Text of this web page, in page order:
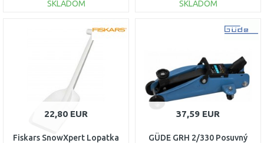
SKLADOM
DO KOŠÍKA
Porovnať
SKLADOM
DO KOŠÍKA
22,80 EUR
Fiskars SnowXpert Lopatka
37,59 EUR
GÜDE GRH 2/330 Posuvný